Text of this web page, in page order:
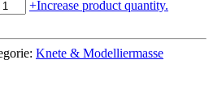
Play-
Doh
Junior
+Increase product quantity.
Knete & Modelliermasse